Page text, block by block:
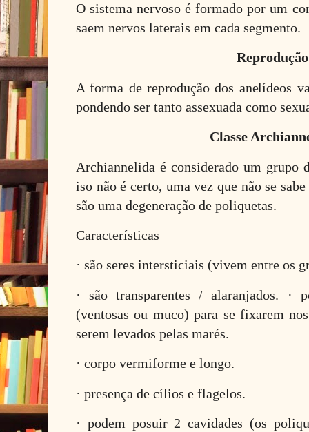
O sistema nervoso é formado por um
saem nervos laterais em cada segmento.
Reprodução
A forma de reprodução dos anelídeos
pondendo ser tanto assexuada como
Classe
Archiannelida é considerado um grupo
iso não é certo, uma vez que não se
são uma degeneração de poliquetas.
Características
· são seres intersticiais (vivem entre os
· são transparentes / alaranjados. ·
(ventosas ou muco) para se fixarem
serem levados pelas marés.
· corpo vermiforme e longo.
· presença de cílios e flagelos.
· podem posuir 2 cavidades (os